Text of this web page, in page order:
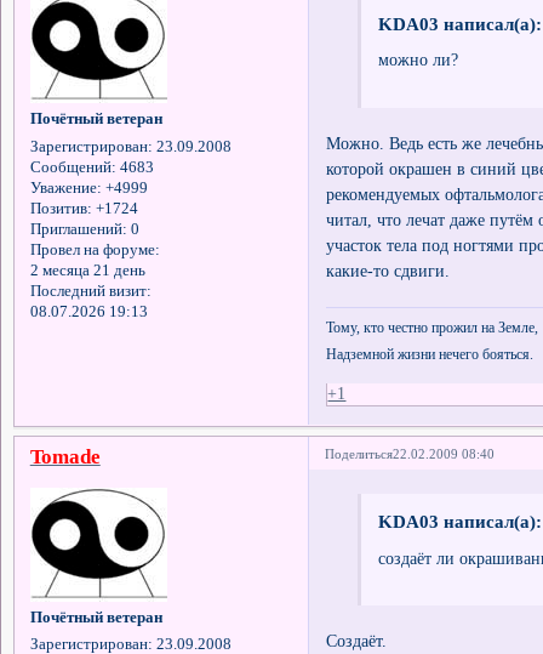
Почётный ветеран
Зарегистрирован: 23.09.2008
Сообщений: 4683
Уважение: +4999
Позитив: +1724
Приглашений: 0
Провел на форуме:
2 месяца 21 день
Последний визит:
08.07.2026 19:13
KDA03 написал(а):
можно ли?
Можно. Ведь есть же
которой окрашен в синий
рекомендуемых
читал, что лечат даже
участок тела под ногтями
какие-то сдвиги.
Тому, кто честно прожил на Земле,
Надземной жизни нечего бояться.
+1
Поделиться22.02.2009 08:40
Tomade
Почётный ветеран
Зарегистрирован: 23.09.2008
KDA03 написал(а):
создаёт ли
Создаёт.